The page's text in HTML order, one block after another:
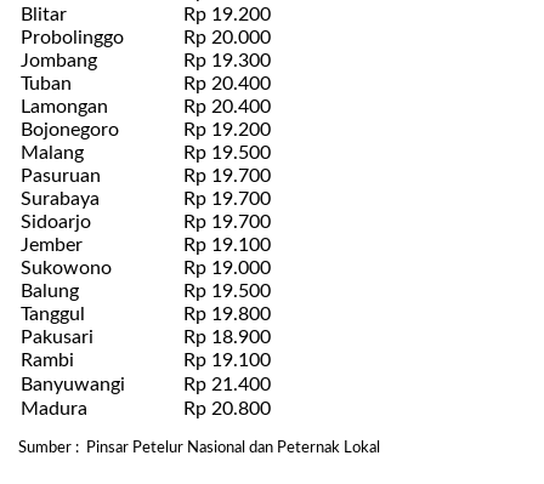
Blitar
Rp 19.200
Probolinggo
Rp 20.000
Jombang
Rp 19.300
Tuban
Rp 20.400
Lamongan
Rp 20.400
Bojonegoro
Rp 19.200
Malang
Rp 19.500
Pasuruan
Rp 19.700
Surabaya
Rp 19.700
Sidoarjo
Rp 19.700
Jember
Rp 19.100
Sukowono
Rp 19.000
Balung
Rp 19.500
Tanggul
Rp 19.800
Pakusari
Rp 18.900
Rambi
Rp 19.100
Banyuwangi
Rp 21.400
Madura
Rp 20.800
Sumber : Pinsar Petelur Nasional dan Peternak Lokal